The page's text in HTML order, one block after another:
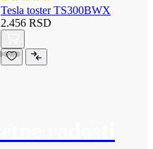
Tesla toster TS300BWX
2.456 RSD